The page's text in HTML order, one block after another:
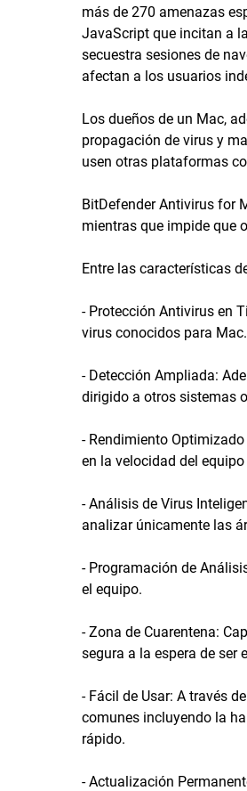
más de 270 amenazas
JavaScript que incitan a
secuestra sesiones de
afectan a los usuarios
Los dueños de un Mac,
propagación de virus y
usen otras plataformas
BitDefender Antivirus for
mientras que impide que
Entre las características
- Protección Antivirus en
virus conocidos para Mac.
- Detección Ampliada:
dirigido a otros sistemas
- Rendimiento
en la velocidad del equipo
- Análisis de Virus
analizar únicamente las
- Programación de
el equipo.
- Zona de Cuarentena:
segura a la espera de
- Fácil de Usar: A través
comunes incluyendo la
rápido.
- Actualización